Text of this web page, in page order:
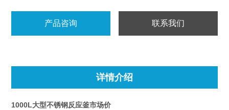
产品咨询 联系我们
详情介绍
1000L大型不锈钢反应釜市场价